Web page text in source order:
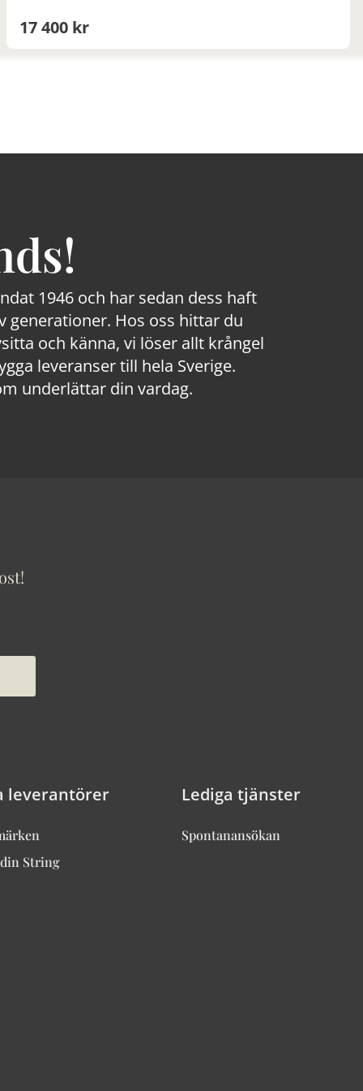
17 400 kr
1946 och har sedan dess haft
generationer. Hos oss hittar du
och känna, vi löser allt krångel
leveranser till hela Sverige.
underlättar din vardag.
leverantörer
String
Lediga tjänster
Spontanansökan